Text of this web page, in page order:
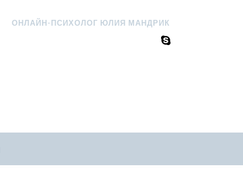
ОНЛАЙН-ПСИХОЛОГ ЮЛИЯ МАНДРИК